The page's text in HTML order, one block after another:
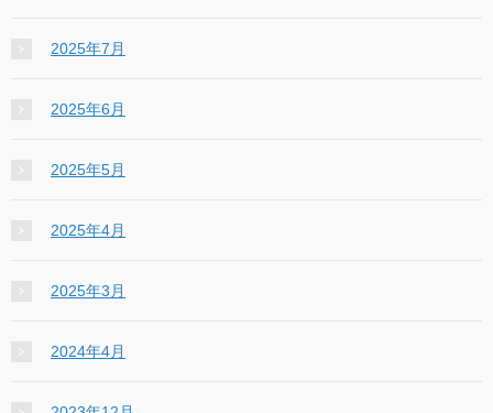
2025年7月
2025年6月
2025年5月
2025年4月
2025年3月
2024年4月